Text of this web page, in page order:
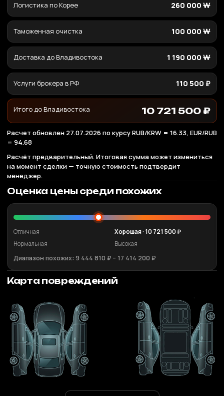
Логистика по Корее 260 000 ₩
Таможенная очистка 100 000 ₩
Доставка до Владивостока 1 190 000 ₩
Услуги брокера в РФ 110 500 ₽
Итого до Владивостока 10 721 500 ₽
Расчет обновлен 27.07.2026 по курсу RUB/KRW = 16.33, EUR/RUB
= 94.68
Расчёт предварительный. Итоговая сумма может измениться
на момент сделки — точную стоимость подтвердит
менеджер.
Оценка цены среди похожих
Отличная
Хорошая · 10 721 500 ₽
Нормальная
Высокая
Диапазон похожих: 9 444 810 ₽ – 17 414 200 ₽
Карта повреждений